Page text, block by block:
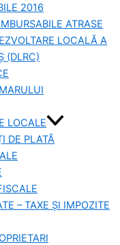
2016
ATRASE
LOCALĂ A
(DLRC)
LOCALE
DE PLATĂ
– TAXE ȘI IMPOZITE